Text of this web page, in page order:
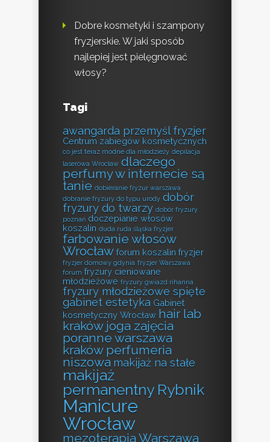
Dobre kosmetyki i szampony
fryzjerskie. W jaki sposób
najlepiej jest pielęgnować
włosy?
Tagi
awangarda przemyśl fryzjer
Centrum zabiegów kosmetycznych
co jest teraz modne dla młodzieży depilacja
laserowa Wrocław dlaczego
perfumy w internecie są
tanie dobieranie fryzur warszawa
dobranie fryzury do typu urody dobór
fryzury do twarzy dobór fryzury
poznań doczepianie włosów
koszalin duda ruda śląska fryzjer
farbowanie włosów
Wrocław forum koszalin fryzjer
fryzjer domowy gdynia fryzjer Warszawa
forum fryzury cieniowane
młodzieżowe fryzury gwiazd rihanna
fryzury młodzieżowe spięte
gabinet estetyka Gabinet
kosmetyczny Wrocław hair lab
kraków joga zajęcia
poranne warszawa
kraków perfumeria
niszowa makijaż na stałe
makijaż
permanentny Rybnik
Manicure
Wrocław
mezoterapia Warszawa